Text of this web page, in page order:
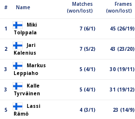
# Name
Matches
(won/lost)
Frames
(won/lost)
1
Miki
Tolppala
7 (6/1) 45 (26/19)
2
Jari
Kalenius
7 (5/2) 43 (23/20)
3
Markus
Leppiaho
5 (4/1) 30 (19/11)
3
Kalle
Tyrväinen
5 (4/1) 31 (19/12)
5
Lassi
Rämö
4 (3/1) 23 (14/9)